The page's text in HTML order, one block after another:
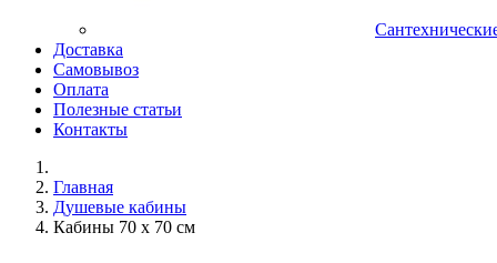
Доставка
Самовывоз
Оплата
Полезные статьи
Контакты
Главная
Душевые кабины
Кабины 70 х 70 см